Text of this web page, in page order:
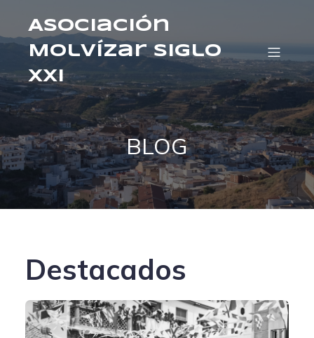
Asociación
Molvízar Siglo
XXI
BLOG
Destacados